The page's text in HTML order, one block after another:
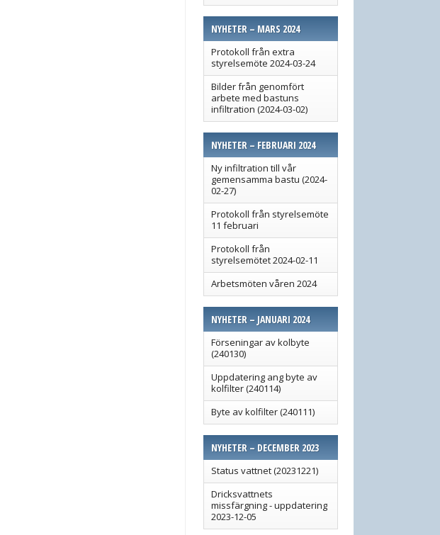
NYHETER – MARS 2024
Protokoll från extra
styrelsemöte 2024-03-24
Bilder från genomfört
arbete med bastuns
infiltration (2024-03-02)
NYHETER – FEBRUARI 2024
Ny infiltration till vår
gemensamma bastu (2024-
02-27)
Protokoll från styrelsemöte
11 februari
Protokoll från
styrelsemötet 2024-02-11
Arbetsmöten våren 2024
NYHETER – JANUARI 2024
Förseningar av kolbyte
(240130)
Uppdatering ang byte av
kolfilter (240114)
Byte av kolfilter (240111)
NYHETER – DECEMBER 2023
Status vattnet (20231221)
Dricksvattnets
missfärgning - uppdatering
2023-12-05